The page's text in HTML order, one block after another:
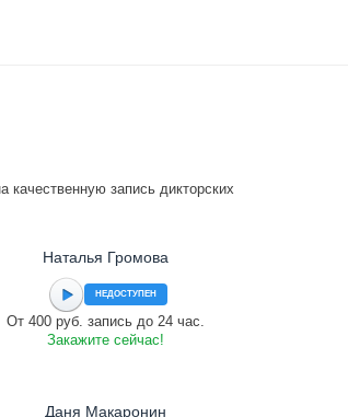
запись дикторских
Наталья Громова
НЕДОСТУПЕН
От 400 руб. запись до 24 час.
Закажите сейчас!
Даня Макаронин